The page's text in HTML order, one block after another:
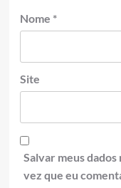
Nome *
Site
Salvar meus
vez que eu